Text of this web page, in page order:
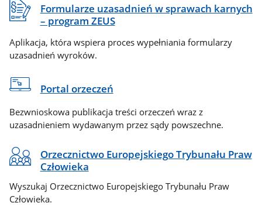
Formularze uzasadnień w sprawach karnych
– program ZEUS
Aplikacja, która wspiera proces wypełniania formularzy
uzasadnień wyroków.
Portal orzeczeń
Bezwnioskowa publikacja treści orzeczeń wraz z
uzasadnieniem wydawanym przez sądy powszechne.
Orzecznictwo Europejskiego Trybunału Praw
Człowieka
Wyszukaj Orzecznictwo Europejskiego Trybunału Praw
Człowieka.